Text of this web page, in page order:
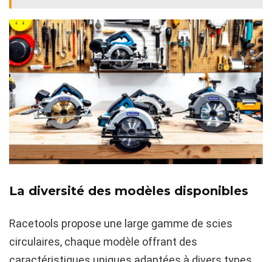
La diversité des modèles disponibles
Racetools propose une large gamme de scies
circulaires, chaque modèle offrant des